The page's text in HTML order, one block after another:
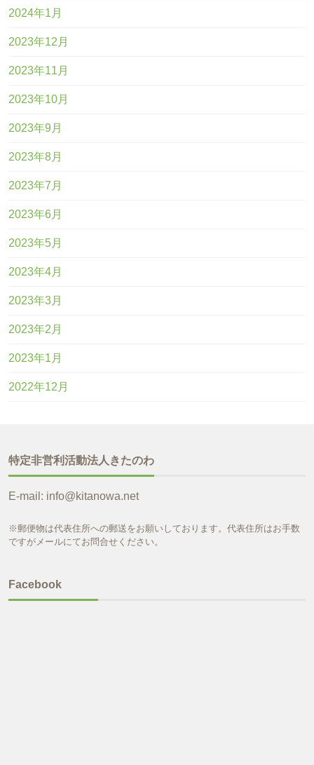
2024年1月
2023年12月
2023年11月
2023年10月
2023年9月
2023年8月
2023年7月
2023年6月
2023年5月
2023年4月
2023年3月
2023年2月
2023年1月
2022年12月
特定非営利活動法人きたのわ
E-mail: info@kitanowa.net
※郵便物は代表住所への郵送をお願いしております。代表住所はお手数
ですがメールにてお問合せください。
Facebook